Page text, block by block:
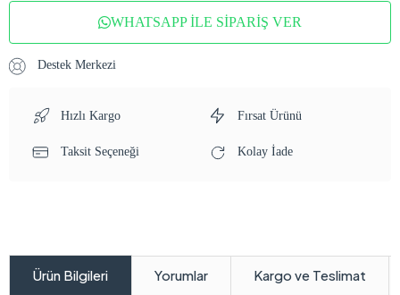
WHATSAPP İLE SİPARİŞ VER
Destek Merkezi
Hızlı Kargo Fırsat Ürünü
Taksit Seçeneği Kolay İade
Ürün Bilgileri Yorumlar Kargo ve Teslimat